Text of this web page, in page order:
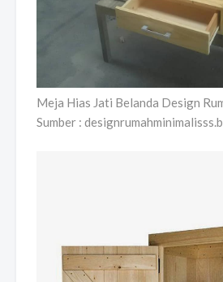
Meja Hias Jati Belanda Design
Sumber :